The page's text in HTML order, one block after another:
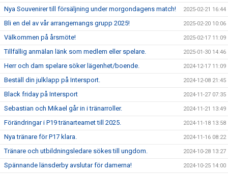
Nya Souvenirer till försäljning under morgondagens match! 2025-02-21 16:44
Bli en del av vår arrangemangs grupp 2025! 2025-02-20 10:06
Välkommen på årsmöte! 2025-02-17 11:09
Tillfällig anmälan länk som medlem eller spelare. 2025-01-30 14:46
Herr och dam spelare söker lägenhet/boende. 2024-12-17 11:09
Beställ din julklapp på Intersport. 2024-12-08 21:45
Black friday på Intersport 2024-11-27 07:35
Sebastian och Mikael går in i tränarroller. 2024-11-21 13:49
Förändringar i P19 tränarteamet till 2025. 2024-11-18 13:58
Nya tränare för P17 klara. 2024-11-16 08:22
Tränare och utbildningsledare sökes till ungdom. 2024-10-28 13:27
Spännande länsderby avslutar för damerna! 2024-10-25 14:00